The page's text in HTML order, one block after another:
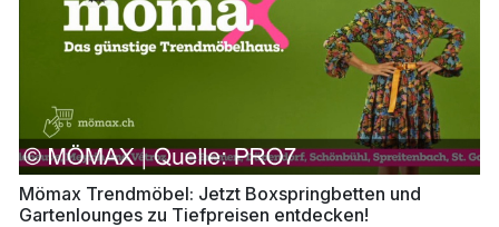
Mömax Trendmöbel: Jetzt Boxspringbetten und
Gartenlounges zu Tiefpreisen entdecken!